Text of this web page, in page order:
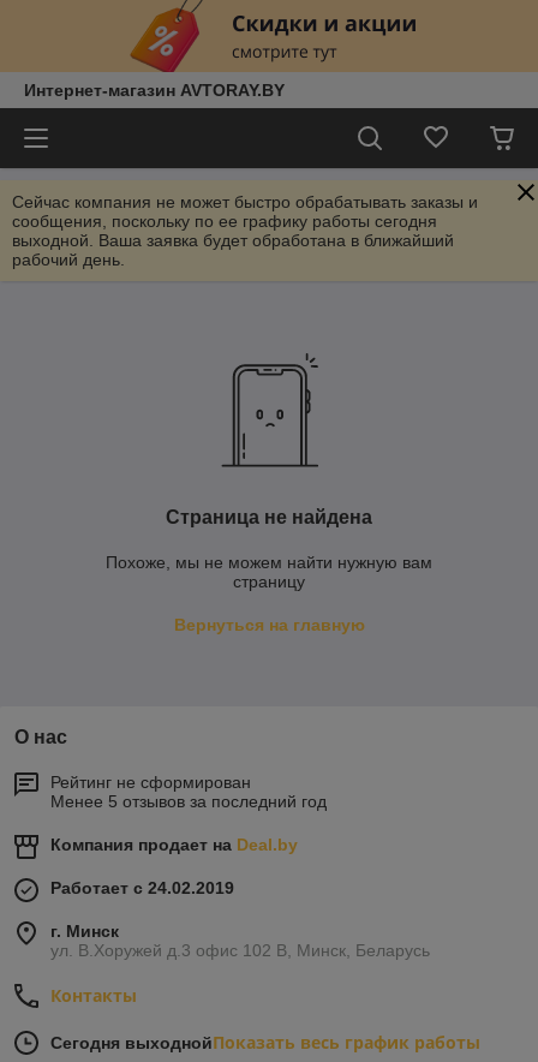
Интернет-магазин AVTORAY.BY
Сейчас компания не может быстро обрабатывать заказы и
сообщения, поскольку по ее графику работы сегодня
выходной. Ваша заявка будет обработана в ближайший
рабочий день.
Страница не найдена
Похоже, мы не можем найти нужную вам
страницу
Вернуться на главную
О нас
Рейтинг не сформирован
Менее 5 отзывов за последний год
Компания продает на Deal.by
Работает с 24.02.2019
г. Минск
ул. В.Хоружей д.3 офис 102 В, Минск, Беларусь
Контакты
Сегодня выходнойПоказать весь график работы